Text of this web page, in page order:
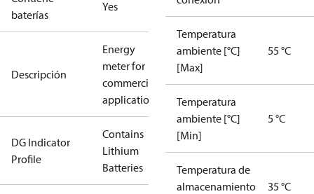
baterías
Yes
Descripción
Energy
meter for
commercial
applications
DG Indicator
Profile
Contains
Lithium
Batteries
Temperatura
ambiente [°C]
[Max]
55 °C
Temperatura
ambiente [°C]
[Min]
5 °C
Temperatura de
almacenamiento
35 °C